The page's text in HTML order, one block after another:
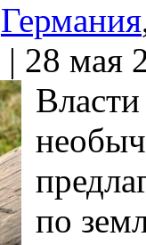
Германия
| 28 мая
по